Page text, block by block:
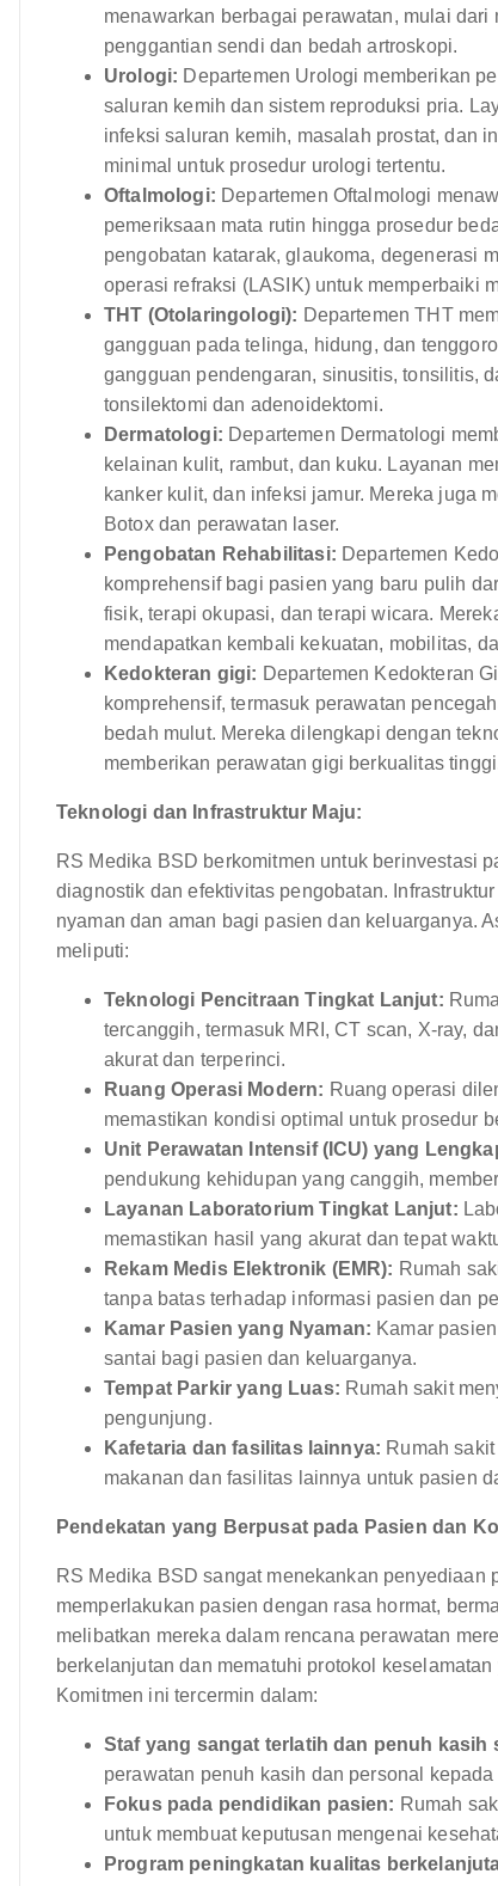
menawarkan berbagai perawatan, mulai
penggantian sendi dan bedah artroskopi.
Urologi: Departemen Urologi memberikan
saluran kemih dan sistem reproduksi pria.
infeksi saluran kemih, masalah prostat, dan
minimal untuk prosedur urologi tertentu.
Oftalmologi: Departemen Oftalmologi
pemeriksaan mata rutin hingga prosedur
pengobatan katarak, glaukoma, degenerasi
operasi refraksi (LASIK) untuk memperbaiki
THT (Otolaringologi): Departemen THT
gangguan pada telinga, hidung, dan
gangguan pendengaran, sinusitis, tonsilitis,
tonsilektomi dan adenoidektomi.
Dermatologi: Departemen Dermatologi
kelainan kulit, rambut, dan kuku. Layanan
kanker kulit, dan infeksi jamur. Mereka juga
Botox dan perawatan laser.
Pengobatan Rehabilitasi: Departemen
komprehensif bagi pasien yang baru pulih
fisik, terapi okupasi, dan terapi wicara.
mendapatkan kembali kekuatan, mobilitas,
Kedokteran gigi: Departemen Kedokteran
komprehensif, termasuk perawatan
bedah mulut. Mereka dilengkapi dengan
memberikan perawatan gigi berkualitas
Teknologi dan Infrastruktur Maju:
RS Medika BSD berkomitmen untuk berinvestasi
diagnostik dan efektivitas pengobatan.
nyaman dan aman bagi pasien dan keluarganya.
meliputi:
Teknologi Pencitraan Tingkat Lanjut:
tercanggih, termasuk MRI, CT scan, X-ray,
akurat dan terperinci.
Ruang Operasi Modern: Ruang operasi
memastikan kondisi optimal untuk prosedur
Unit Perawatan Intensif (ICU) yang
pendukung kehidupan yang canggih,
Layanan Laboratorium Tingkat Lanjut:
memastikan hasil yang akurat dan tepat
Rekam Medis Elektronik (EMR): Rumah
tanpa batas terhadap informasi pasien dan
Kamar Pasien yang Nyaman: Kamar
santai bagi pasien dan keluarganya.
Tempat Parkir yang Luas: Rumah sakit
pengunjung.
Kafetaria dan fasilitas lainnya: Rumah
makanan dan fasilitas lainnya untuk pasien
Pendekatan yang Berpusat pada Pasien dan
RS Medika BSD sangat menekankan
memperlakukan pasien dengan rasa hormat,
melibatkan mereka dalam rencana perawatan
berkelanjutan dan mematuhi protokol
Komitmen ini tercermin dalam:
Staf yang sangat terlatih dan penuh kasih
perawatan penuh kasih dan personal
Fokus pada pendidikan pasien: Rumah
untuk membuat keputusan mengenai
Program peningkatan kualitas